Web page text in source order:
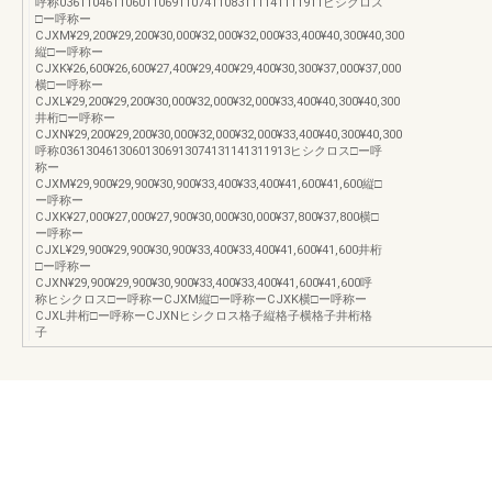
□ー呼称ー
CJXM¥29,200¥29,200¥30,000¥32,000¥32,000¥33,400¥40,300¥40,300
縦□ー呼称ー
CJXK¥26,600¥26,600¥27,400¥29,400¥29,400¥30,300¥37,000¥37,000
横□ー呼称ー
CJXL¥29,200¥29,200¥30,000¥32,000¥32,000¥33,400¥40,300¥40,300
井桁□ー呼称ー
CJXN¥29,200¥29,200¥30,000¥32,000¥32,000¥33,400¥40,300¥40,300
呼称03613046130601306913074131141311913ヒシクロス□ー呼
称ー
CJXM¥29,900¥29,900¥30,900¥33,400¥33,400¥41,600¥41,600縦□
ー呼称ー
CJXK¥27,000¥27,000¥27,900¥30,000¥30,000¥37,800¥37,800横□
ー呼称ー
CJXL¥29,900¥29,900¥30,900¥33,400¥33,400¥41,600¥41,600井桁
□ー呼称ー
CJXN¥29,900¥29,900¥30,900¥33,400¥33,400¥41,600¥41,600呼
称ヒシクロス□ー呼称ーCJXM縦□ー呼称ーCJXK横□ー呼称ー
CJXL井桁□ー呼称ーCJXNヒシクロス格子縦格子横格子井桁格
子